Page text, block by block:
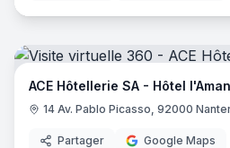
14 Av. Pablo Picasso, 92000
Partager Google Maps